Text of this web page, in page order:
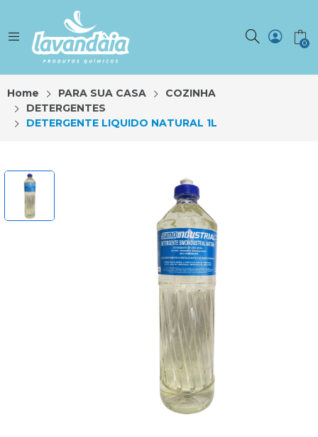
0
Home PARA SUA CASA
COZINHA
DETERGENTES
DETERGENTE LIQUIDO NATURAL 1L